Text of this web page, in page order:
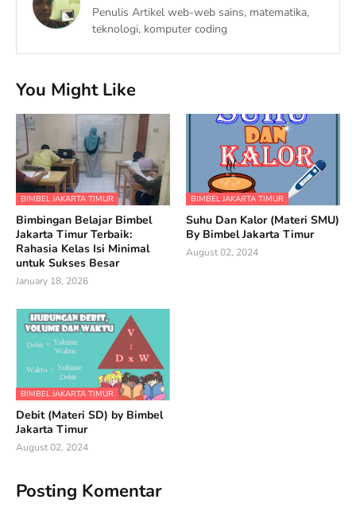
Penulis Artikel web-web sains, matematika,
teknologi, komputer coding
You Might Like
BIMBEL JAKARTA TIMUR
Bimbingan Belajar Bimbel
Jakarta Timur Terbaik:
Rahasia Kelas Isi Minimal
untuk Sukses Besar
January 18, 2026
BIMBEL JAKARTA TIMUR
Suhu Dan Kalor (Materi SMU)
By Bimbel Jakarta Timur
August 02, 2024
BIMBEL JAKARTA TIMUR
Debit (Materi SD) by Bimbel
Jakarta Timur
August 02, 2024
Posting Komentar